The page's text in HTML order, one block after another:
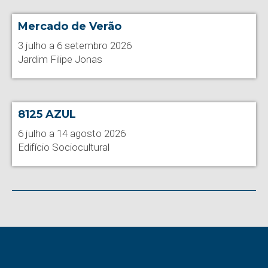
Mercado de Verão
3 julho a 6 setembro 2026
Jardim Filipe Jonas
8125 AZUL
6 julho a 14 agosto 2026
Edifício Sociocultural